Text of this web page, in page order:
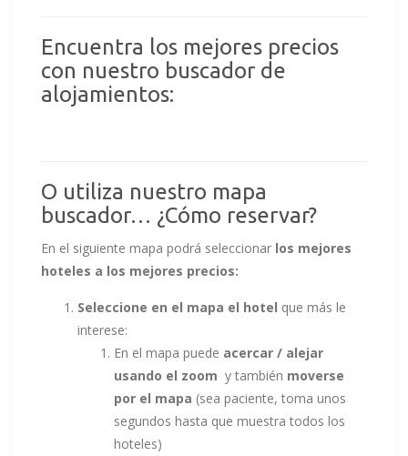
Encuentra los mejores precios
con nuestro buscador de
alojamientos:
O utiliza nuestro mapa
buscador… ¿Cómo reservar?
En el siguiente mapa podrá seleccionar los mejores
hoteles a los mejores precios:
Seleccione en el mapa el hotel que más le
interese:
En el mapa puede acercar / alejar
usando el zoom y también moverse
por el mapa (sea paciente, toma unos
segundos hasta que muestra todos los
hoteles)